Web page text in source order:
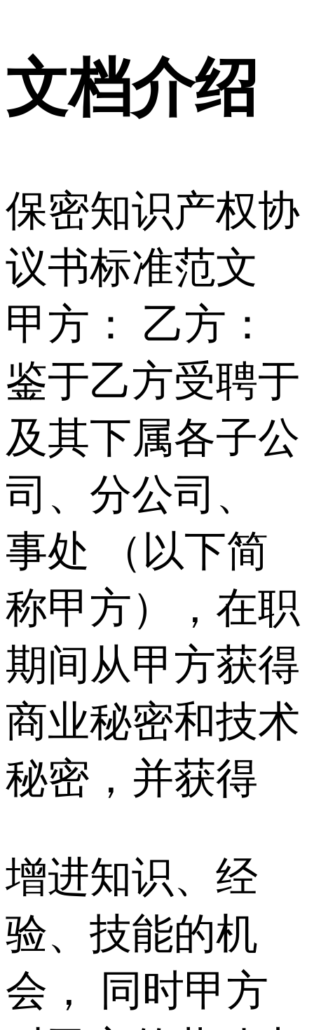
文档介绍
保密知识产权协
议书标准范文
甲方： 乙方：
鉴于乙方受聘于
及其下属各子公
司、分公司、
事处 （以下简
称甲方），在职
期间从甲方获得
商业秘密和技术
秘密，并获得
增进知识、经
验、技能的机
会， 同时甲方